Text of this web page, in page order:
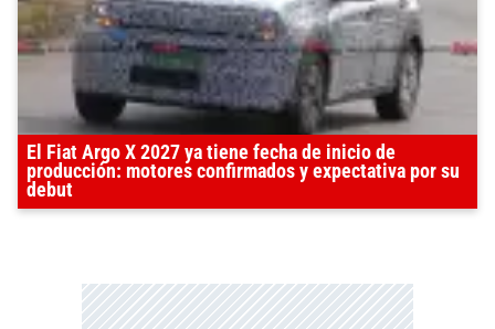
El Fiat Argo X 2027 ya tiene fecha de inicio de
producción: motores confirmados y expectativa por su
debut